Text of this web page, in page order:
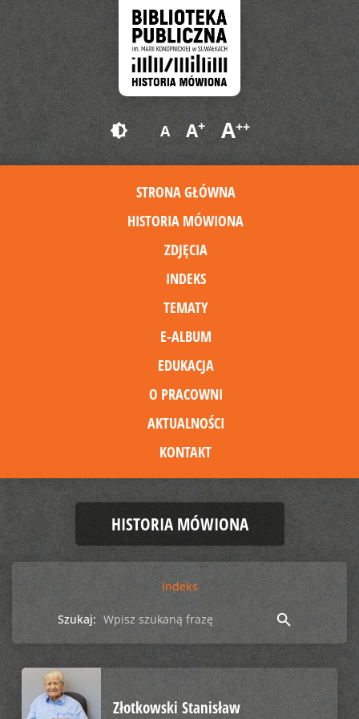
brightness_6 A A+ A++
STRONA GŁÓWNA
HISTORIA MÓWIONA
ZDJĘCIA
INDEKS
TEMATY
E-ALBUM
EDUKACJA
O PRACOWNI
AKTUALNOŚCI
KONTAKT
HISTORIA MÓWIONA
Indeks
Szukaj: search
Złotkowski Stanisław